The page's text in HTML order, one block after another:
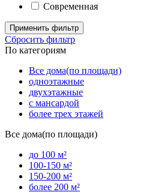
Современная
Применить фильтр
Сбросить фильтр
По категориям
Все дома(по площади)
одноэтажные
двухэтажные
с мансардой
более трех этажей
Все дома(по площади)
до 100 м²
100-150 м²
150-200 м²
более 200 м²